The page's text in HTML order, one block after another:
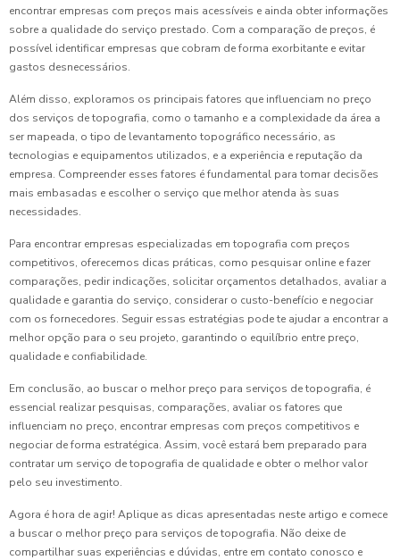
encontrar empresas com preços mais acessíveis e ainda obter informações
sobre a qualidade do serviço prestado. Com a comparação de preços, é
possível identificar empresas que cobram de forma exorbitante e evitar
gastos desnecessários.
Além disso, exploramos os principais fatores que influenciam no preço
dos serviços de topografia, como o tamanho e a complexidade da área a
ser mapeada, o tipo de levantamento topográfico necessário, as
tecnologias e equipamentos utilizados, e a experiência e reputação da
empresa. Compreender esses fatores é fundamental para tomar decisões
mais embasadas e escolher o serviço que melhor atenda às suas
necessidades.
Para encontrar empresas especializadas em topografia com preços
competitivos, oferecemos dicas práticas, como pesquisar online e fazer
comparações, pedir indicações, solicitar orçamentos detalhados, avaliar a
qualidade e garantia do serviço, considerar o custo-benefício e negociar
com os fornecedores. Seguir essas estratégias pode te ajudar a encontrar a
melhor opção para o seu projeto, garantindo o equilíbrio entre preço,
qualidade e confiabilidade.
Em conclusão, ao buscar o melhor preço para serviços de topografia, é
essencial realizar pesquisas, comparações, avaliar os fatores que
influenciam no preço, encontrar empresas com preços competitivos e
negociar de forma estratégica. Assim, você estará bem preparado para
contratar um serviço de topografia de qualidade e obter o melhor valor
pelo seu investimento.
Agora é hora de agir! Aplique as dicas apresentadas neste artigo e comece
a buscar o melhor preço para serviços de topografia. Não deixe de
compartilhar suas experiências e dúvidas, entre em contato conosco e